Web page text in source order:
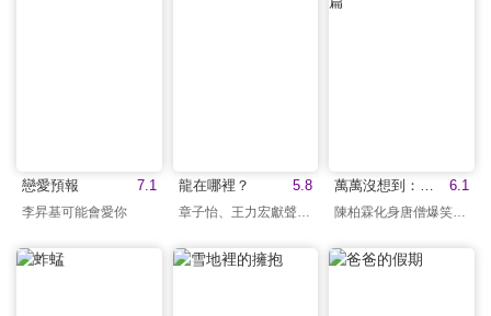
7.1
戀愛預報
李昇基可能會愛你
5.8
龍在哪裡？
章子怡、王力宏獻聲演出
6.1
萬萬沒想到：西遊篇
陳柏霖化身唐僧爆笑演出